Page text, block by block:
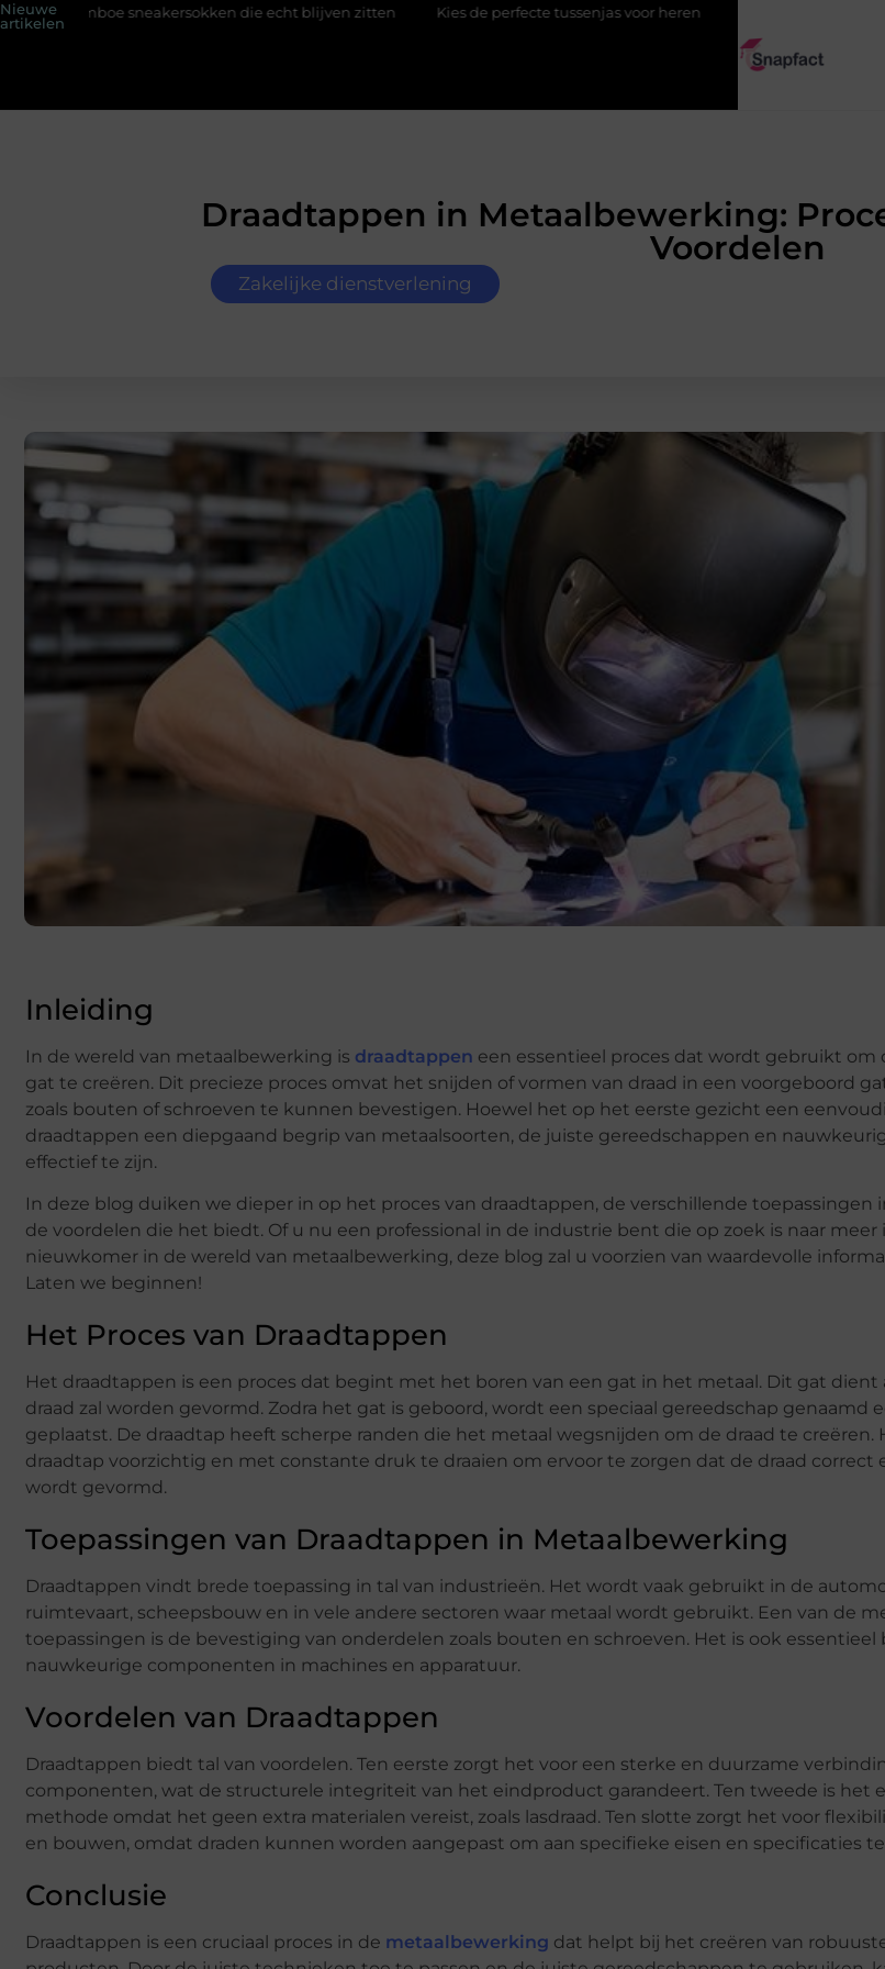
Nieuwe
artikelen
sneakersokken die echt blijven zitten Kies de perfecte tussenjas voor heren 123theorie: Slim je theorie halen
Draadtappen in Metaalbewerking:
Voordelen
Zakelijke dienstverlening
Inleiding
In de wereld van metaalbewerking is draadtappen een essentieel proces dat wordt gebruikt om
gat te creëren. Dit precieze proces omvat het snijden of vormen van draad in een voorgeboord
zoals bouten of schroeven te kunnen bevestigen. Hoewel het op het eerste gezicht een
draadtappen een diepgaand begrip van metaalsoorten, de juiste gereedschappen en
effectief te zijn.
In deze blog duiken we dieper in op het proces van draadtappen, de verschillende toepassingen
de voordelen die het biedt. Of u nu een professional in de industrie bent die op zoek is naar meer
nieuwkomer in de wereld van metaalbewerking, deze blog zal u voorzien van waardevolle
Laten we beginnen!
Het Proces van Draadtappen
Het draadtappen is een proces dat begint met het boren van een gat in het metaal. Dit gat dient
draad zal worden gevormd. Zodra het gat is geboord, wordt een speciaal gereedschap genaamd
geplaatst. De draadtap heeft scherpe randen die het metaal wegsnijden om de draad te creëren.
draadtap voorzichtig en met constante druk te draaien om ervoor te zorgen dat de draad correct
wordt gevormd.
Toepassingen van Draadtappen in Metaalbewerking
Draadtappen vindt brede toepassing in tal van industrieën. Het wordt vaak gebruikt in de
ruimtevaart, scheepsbouw en in vele andere sectoren waar metaal wordt gebruikt. Een van de
toepassingen is de bevestiging van onderdelen zoals bouten en schroeven. Het is ook essentieel
nauwkeurige componenten in machines en apparatuur.
Voordelen van Draadtappen
Draadtappen biedt tal van voordelen. Ten eerste zorgt het voor een sterke en duurzame
componenten, wat de structurele integriteit van het eindproduct garandeert. Ten tweede is het
methode omdat het geen extra materialen vereist, zoals lasdraad. Ten slotte zorgt het voor
en bouwen, omdat draden kunnen worden aangepast om aan specifieke eisen en specificaties
Conclusie
Draadtappen is een cruciaal proces in de metaalbewerking dat helpt bij het creëren van